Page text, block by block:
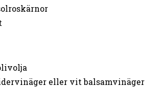
eller vit balsamvinäger